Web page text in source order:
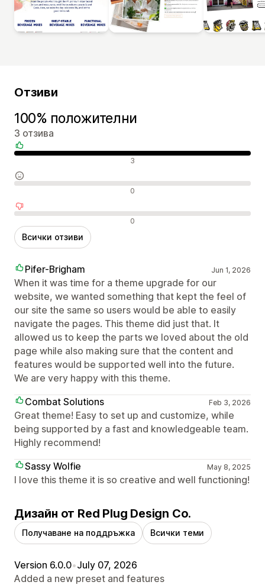
Отзиви
100% положителни
3 отзива
Положителни отзиви 3
Неутрални отзиви 0
Отрицателни отзиви 0
Всички отзиви
Pifer-Brigham Jun 1, 2026
When it was time for a theme upgrade for our
website, we wanted something that kept the feel of
our site the same so users would be able to easily
navigate the pages. This theme did just that. It
allowed us to keep the parts we loved about the old
page while also making sure that the content and
features would be supported well into the future.
We are very happy with this theme.
Combat Solutions
Feb 3, 2026
Great theme! Easy to set up and customize, while
being supported by a fast and knowledgeable team.
Highly recommend!
Sassy Wolfie
May 8, 2025
I love this theme it is so creative and well functioning!
Дизайн от Red Plug Design Co.
Получаване на поддръжка Всички теми
Version 6.0.0•July 07, 2026
Added a new preset and features